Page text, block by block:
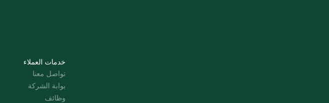
خدمات العملاء
تواصل معنا
بوابة الشركة
وظائف